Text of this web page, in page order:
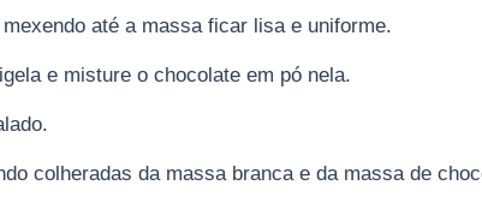
até a massa ficar lisa e uniforme.
e misture o chocolate em pó nela.
colheradas da massa branca e da massa de